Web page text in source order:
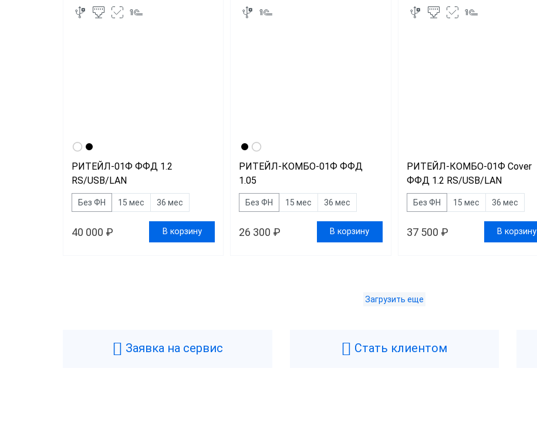
РИТЕЙЛ-01Ф ФФД 1.2
RS/USB/LAN
Без ФН 15 мес 36 мес
40 000 ₽ В корзину
РИТЕЙЛ-КОМБО-01Ф ФФД
1.05
Без ФН 15 мес 36 мес
26 300 ₽ В корзину
РИТЕЙЛ-КОМБО-01Ф Cover
ФФД 1.2 RS/USB/LAN
Без ФН 15 мес 36 мес
37 500 ₽ В корзину
Загрузить еще
Заявка на сервис Стать клиентом